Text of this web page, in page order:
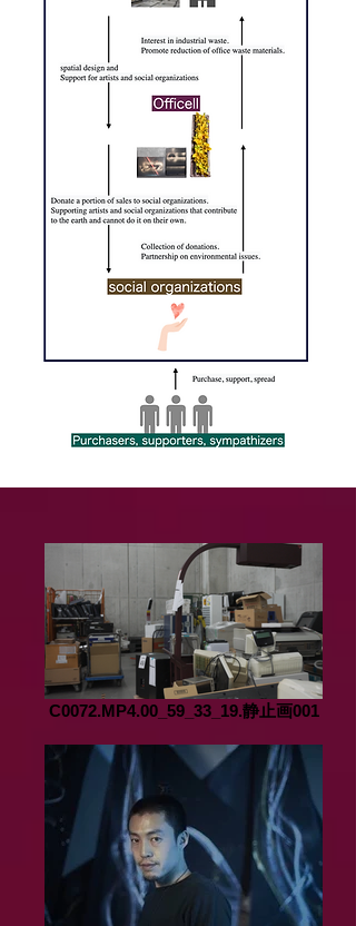
C0072.MP4.00_59_33_19.静止画001